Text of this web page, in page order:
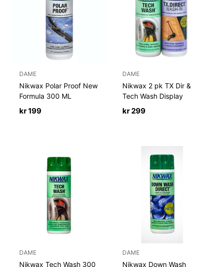
DAME
Nikwax Polar Proof New
Formula 300 ML
kr199
DAME
Nikwax 2 pk TX Dir &
Tech Wash Display
kr 299
DAME
Nikwax Tech Wash 300
DAME
Nikwax Down Wash